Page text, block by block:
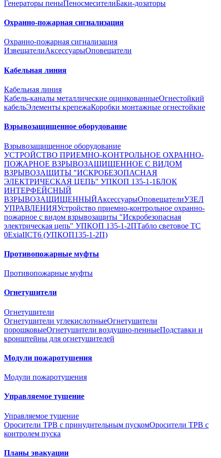
Генераторы пеныПеносмесителиБаки-дозаторы
Охранно-пожарная сигнализация
Охранно-пожарная сигнализация
ИзвещателиАксессуарыОповещатели
Кабельная линия
Кабельная линия
Кабель-каналы металлические оцинкованныеОгнестойкий
кабельЭлементы крепежаКоробки монтажные огнестойкие
Взрывозащищенное оборудование
Взрывозащищенное оборудование
УСТРОЙСТВО ПРИЕМНО-КОНТРОЛЬНОЕ ОХРАННО-
ПОЖАРНОЕ ВЗРЫВОЗАЩИЩЕННОЕ С ВИДОМ
ВЗРЫВОЗАЩИТЫ "ИСКРОБЕЗОПАСНАЯ
ЭЛЕКТРИЧЕСКАЯ ЦЕПЬ" УПКОП 135-1-1БЛОК
ИНТЕРФЕЙСНЫЙ
ВЗРЫВОЗАЩИЩЕННЫЙАксессуарыОповещателиУЗЕЛ
УПРАВЛЕНИЯУстройство приемно-контрольное охранно-
пожарное с видом взрывозащиты "Искробезопасная
электрическая цепь" УПКОП 135-1-2ПТабло световое ТС
0ExiaIICT6 (УПКОП135-1-2П)
Противопожарные муфты
Противопожарные муфты
Огнетушители
Огнетушители
Огнетушители углекислотныеОгнетушители
порошковыеОгнетушители воздушно-пенныеПодставки и
кронштейны для огнетушителей
Модули пожаротушения
Модули пожаротушения
Управляемое тушение
Управляемое тушение
Оросители ТРВ с принудительным пускомОросители ТРВ с
контролем пуска
Планы эвакуации